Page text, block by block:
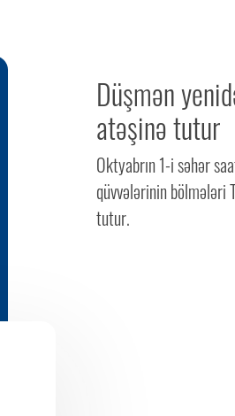
Düşmən
atəşinə tutur
Oktyabrın 1-i səhər
qüvvələrinin
tutur.